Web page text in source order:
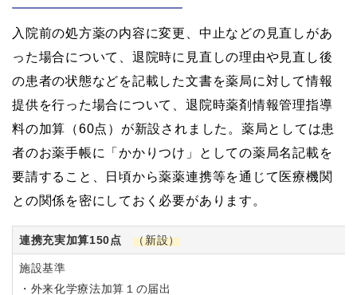
入院前の処方薬の内容に変更、中止などの見直しがあ
った場合について、退院時に見直しの理由や見直し後
の患者の状態などを記載した文書を薬局に対して情報
提供を行った場合について、退院時薬剤情報管理指導
料の加算（60点）が新設されました。薬局としては患
者のお薬手帳に「かかりつけ」としての薬局名記載を
要請すること、日頃から薬薬連携等を通じて医療機関
との関係を密にしておく必要があります。
連携充実加算150点（新設）
施設基準
・外来化学療法加算１の届出